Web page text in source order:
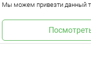
Мы можем привезти данный